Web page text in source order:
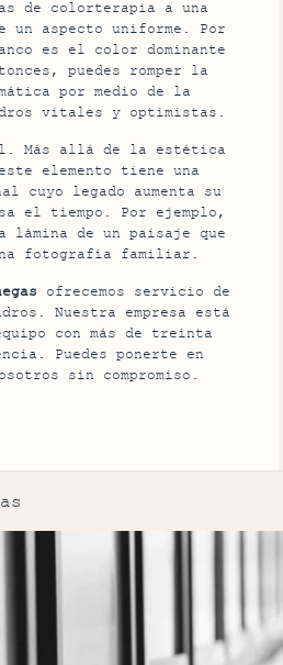
de colorterapia a una
un aspecto uniforme. Por
es el color dominante
puedes romper la
por medio de la
vitales y optimistas.
Más allá de la estética
elemento tiene una
cuyo legado aumenta su
el tiempo. Por ejemplo,
lámina de un paisaje que
fotografía familiar.
ofrecemos servicio de
Nuestra empresa está
con más de treinta
Puedes ponerte en
sin compromiso.